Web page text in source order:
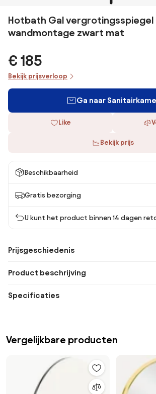
Hotbath Gal vergrotingsspiegel
wandmontage zwart mat
€ 185
Bekijk prijsverloop
Ga naar
Like
Bekijk prijs
Beschikbaarheid
Gratis bezorging
U kunt het product binnen 14 dagen
Prijsgeschiedenis
Product beschrijving
Specificaties
Vergelijkbare producten